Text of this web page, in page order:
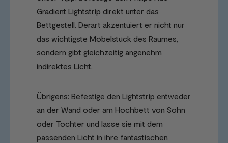
Gradient Lightstrip direkt unter das
Bettgestell. Derart akzentuiert er nicht nur
das wichtigste Möbelstück des Raumes,
sondern gibt gleichzeitig angenehm
indirektes Licht.
Übrigens: Befestige den Lightstrip entweder
an der Wand oder am Hochbett von Sohn
oder Tochter und lasse sie mit dem
passenden Licht in ihre fantastischen